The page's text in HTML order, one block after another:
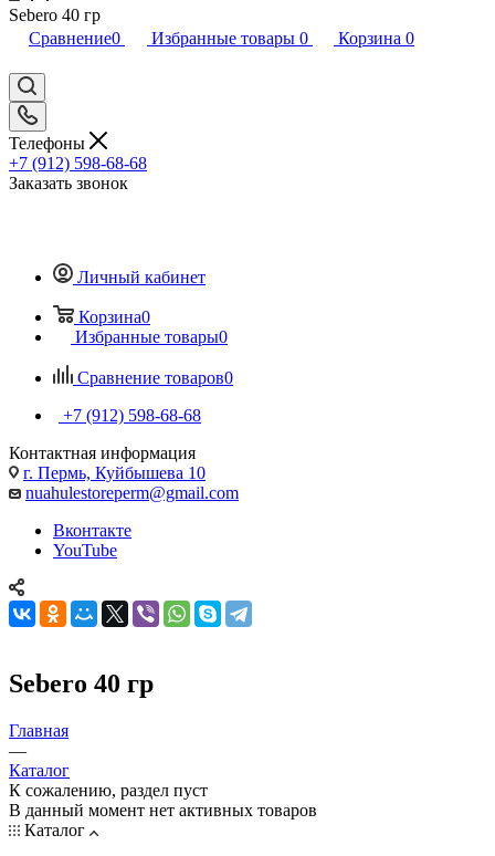
Sebero 40 гр
Сравнение0 Избранные товары 0 Корзина 0
Телефоны
+7 (912) 598-68-68
Заказать звонок
Личный кабинет
Корзина0
Избранные товары0
Сравнение товаров0
+7 (912) 598-68-68
Контактная информация
г. Пермь, Куйбышева 10
nuahulestoreperm@gmail.com
Вконтакте
YouTube
Sebero 40 гр
Главная
—
Каталог
К сожалению, раздел пуст
В данный момент нет активных товаров
Каталог